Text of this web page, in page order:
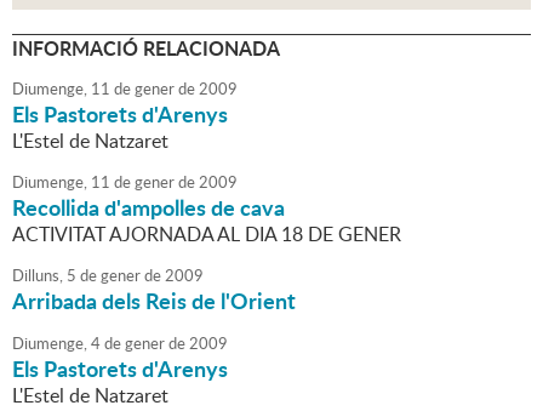
INFORMACIÓ RELACIONADA
Diumenge, 11 degenerde2009
Els Pastorets d'Arenys
L'Estel de Natzaret
Diumenge, 11 degenerde2009
Recollida d'ampolles de cava
ACTIVITAT AJORNADA AL DIA 18 DE GENER
Dilluns, 5 degenerde2009
Arribada dels Reis de l'Orient
Diumenge,4degenerde2009
Els Pastorets d'Arenys
L'Estel de Natzaret